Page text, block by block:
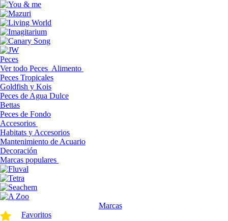
Peces
Ver todo Peces Alimento
Peces Tropicales
Goldfish y Kois
Peces de Agua Dulce
Bettas
Peces de Fondo
Accesorios
Habitats y Accesorios
Mantenimiento de Acuario
Decoración
Marcas populares
Marcas
Favoritos